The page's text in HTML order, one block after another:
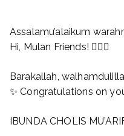
Assalamu’alaikum
Hi, Mulan Friends! 🙋🏻‍♂️
Barakallah,
✨ Congratulations on
IBUNDA CHOLIS